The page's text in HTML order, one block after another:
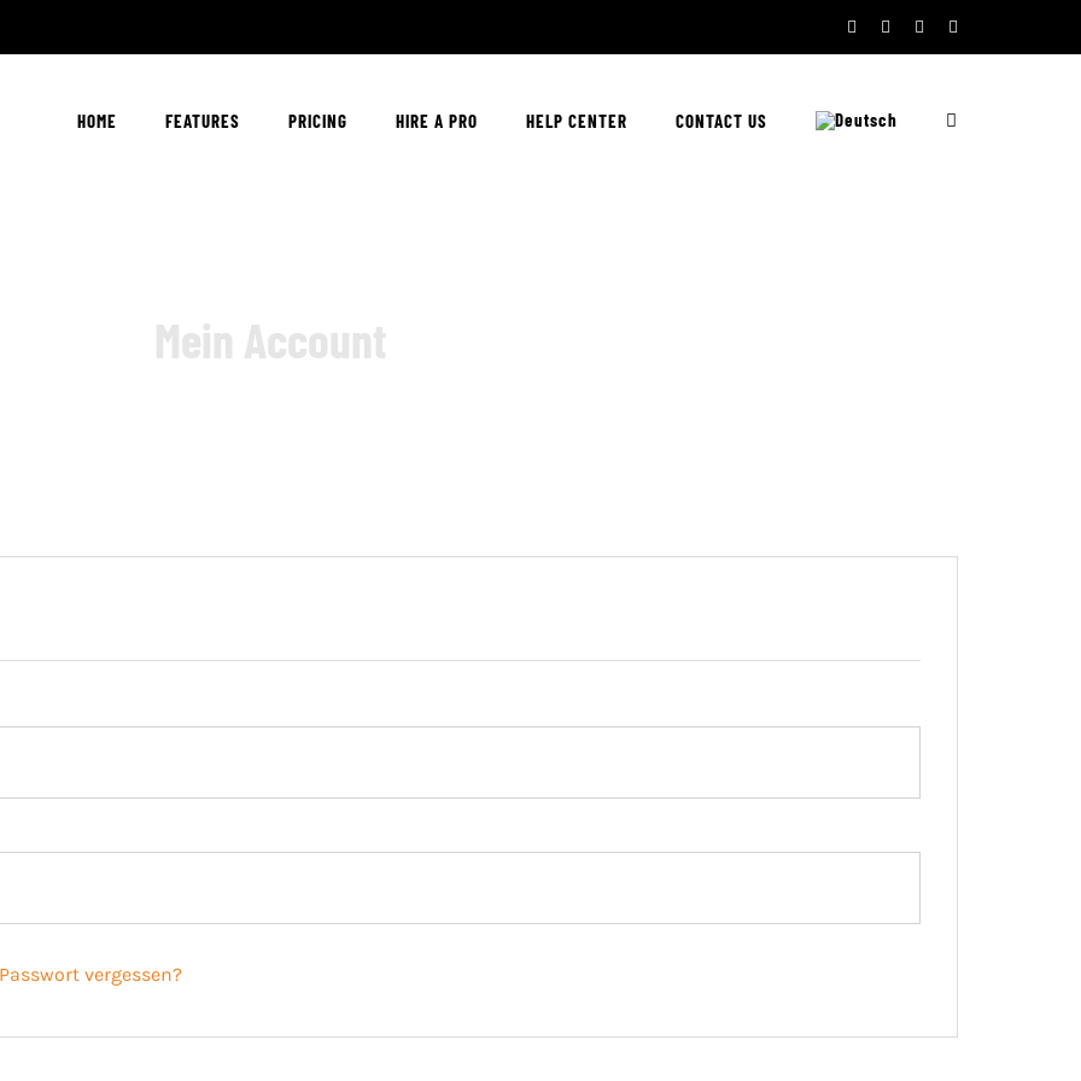
Facebook
TwitterYouTube
HOME FEATURES PRICING HIRE A PRO HELP CENTER CONTACT US
Mein Account
Passwort vergessen?